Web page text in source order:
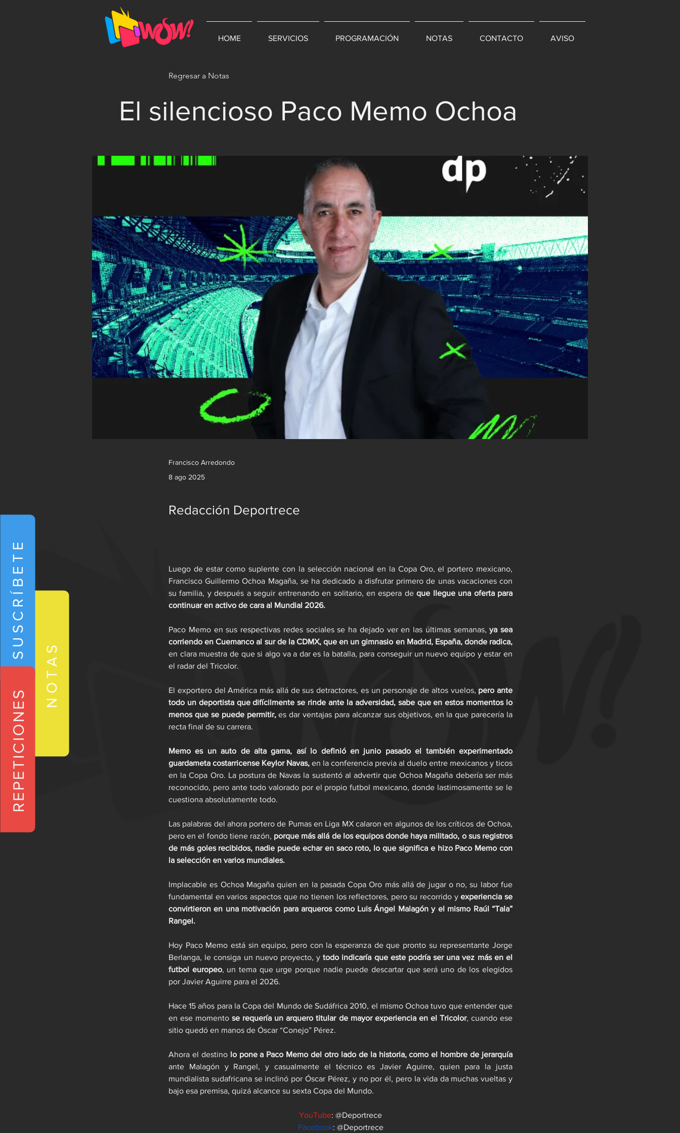
HOME SERVICIOS PROGRAMACIÓN NOTAS CONTACTO AVISO
NOTAS
SUSCRÍBETE
REPETICIONES
Regresar a Notas
El silencioso Paco Memo Ochoa
Francisco Arredondo
8 ago 2025
Redacción Deportrece
Luego de estar como suplente con la selección nacional en la Copa Oro, el portero mexicano,
Francisco Guillermo Ochoa Magaña, se ha dedicado a disfrutar primero de unas vacaciones con
su familia, y después a seguir entrenando en solitario, en espera de que llegue una oferta para
continuar en activo de cara al Mundial 2026.
Paco Memo en sus respectivas redes sociales se ha dejado ver en las últimas semanas, ya sea
en clara muestra de que si algo va a dar es la batalla, para conseguir un nuevo equipo y estar en
el radar del Tricolor.
El exportero del América más allá de sus detractores, es un personaje de altos vuelos, pero ante
todo un deportista que difícilmente se rinde ante la adversidad, sabe que en estos momentos lo
menos que se puede permitir, es dar ventajas para alcanzar sus objetivos, en la que parecería la
recta final de su carrera.
Memo es un auto de alta gama, así lo definió en junio pasado el también experimentado
guardameta costarricense Keylor Navas, en la conferencia previa al duelo entre mexicanos y ticos
en la Copa Oro. La postura de Navas la sustentó al advertir que Ochoa Magaña debería ser más
reconocido, pero ante todo valorado por el propio futbol mexicano, donde lastimosamente se le
cuestiona absolutamente todo.
Las palabras del ahora portero de Pumas en Liga MX calaron en algunos de los críticos de Ochoa,
pero en el fondo tiene razón, porque más allá de los equipos donde haya militado, o sus registros
de más goles recibidos, nadie puede echar en saco roto, lo que significa e hizo Paco Memo con
la selección en varios mundiales.
Implacable es Ochoa Magaña quien en la pasada Copa Oro más allá de jugar o no, su labor fue
fundamental en varios aspectos que no tienen los reflectores, pero su recorrido y experiencia se
convirtieron en una motivación para arqueros como Luis Ángel Malagón y el mismo Raúl “Tala”
Rangel.
Hoy Paco Memo está sin equipo, pero con la esperanza de que pronto su representante Jorge
Berlanga, le consiga un nuevo proyecto, y todo indicaría que este podría ser una vez más en el
futbol europeo, un tema que urge porque nadie puede descartar que será uno de los elegidos
por Javier Aguirre para el 2026.
Hace 15 años para la Copa del Mundo de Sudáfrica 2010, el mismo Ochoa tuvo que entender que
en ese momento se requería un arquero titular de mayor experiencia en el Tricolor, cuando ese
sitio quedó en manos de Óscar “Conejo” Pérez.
Ahora el destino lo pone a Paco Memo del otro lado de la historia, como el hombre de jerarquía
ante Malagón y Rangel, y casualmente el técnico es Javier Aguirre, quien para la justa
mundialista sudafricana se inclinó por Óscar Pérez, y no por él, pero la vida da muchas vueltas y
bajo esa premisa, quizá alcance su sexta Copa del Mundo.
YouTube: @Deportrece
Facebook: @Deportrece